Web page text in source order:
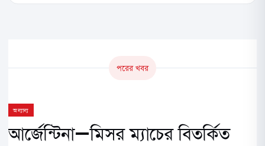
পরের খবর
অন্যান্য
আর্জেন্টিনা–মিসর ম্যাচের বিতর্কিত